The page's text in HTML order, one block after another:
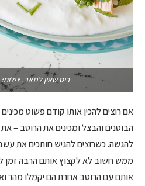
ביס שאין לתאר. צילום:
אם רוצים להכין אותו קודם פשוט
הבוטנים והבצל ומכינים את הרוטב –
להגשה. כשרוצים להגיש חותכים את
ממש חשוב לא לקצוץ אותם הרבה זמן
אותם עם הרוטב אחרת הם יקמלו מהר